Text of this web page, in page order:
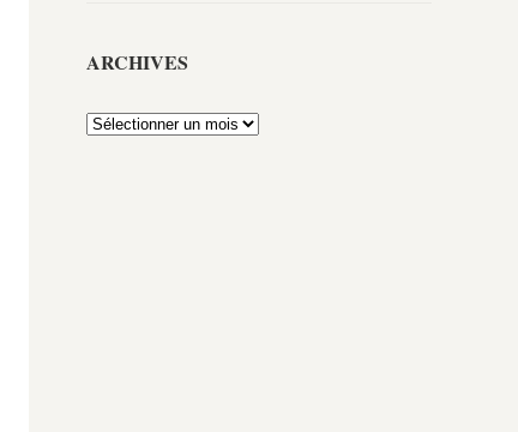
ARCHIVES
Archives